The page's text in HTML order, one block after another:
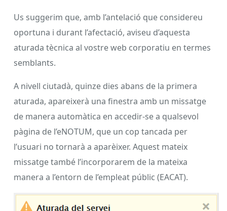
Us suggerim que, amb l’antelació que considereu
oportuna i durant l’afectació, aviseu d’aquesta
aturada tècnica al vostre web corporatiu en termes
semblants.
A nivell ciutadà, quinze dies abans de la primera
aturada, apareixerà una finestra amb un missatge
de manera automàtica en accedir-se a qualsevol
pàgina de l’eNOTUM, que un cop tancada per
l’usuari no tornarà a aparèixer. Aquest mateix
missatge també l’incorporarem de la mateixa
manera a l’entorn de l’empleat públic (EACAT).